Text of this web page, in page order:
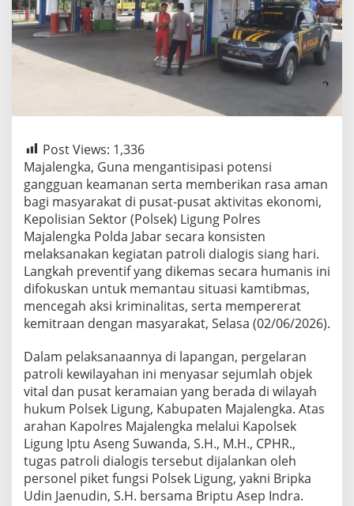
Post Views: 1,336
Majalengka, Guna mengantisipasi potensi
gangguan keamanan serta memberikan rasa aman
bagi masyarakat di pusat-pusat aktivitas ekonomi,
Kepolisian Sektor (Polsek) Ligung Polres
Majalengka Polda Jabar secara konsisten
melaksanakan kegiatan patroli dialogis siang hari.
Langkah preventif yang dikemas secara humanis ini
difokuskan untuk memantau situasi kamtibmas,
mencegah aksi kriminalitas, serta mempererat
kemitraan dengan masyarakat, Selasa (02/06/2026).
Dalam pelaksanaannya di lapangan, pergelaran
patroli kewilayahan ini menyasar sejumlah objek
vital dan pusat keramaian yang berada di wilayah
hukum Polsek Ligung, Kabupaten Majalengka. Atas
arahan Kapolres Majalengka melalui Kapolsek
Ligung Iptu Aseng Suwanda, S.H., M.H., CPHR.,
tugas patroli dialogis tersebut dijalankan oleh
personel piket fungsi Polsek Ligung, yakni Bripka
Udin Jaenudin, S.H. bersama Briptu Asep Indra.